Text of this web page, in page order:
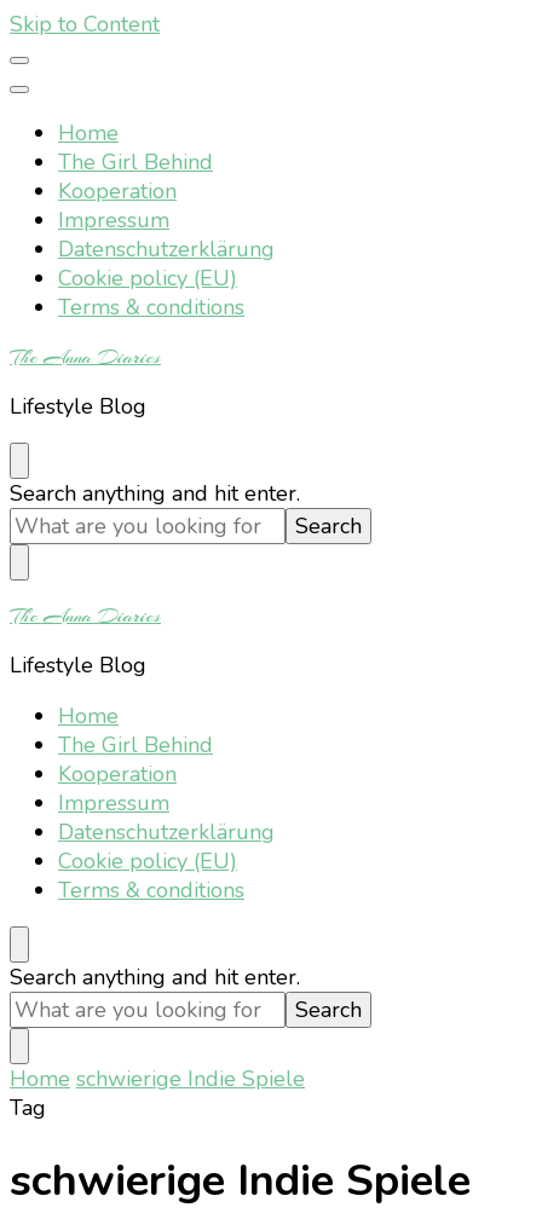
Skip to Content
Home
The Girl Behind
Kooperation
Impressum
Datenschutzerklärung
Cookie policy (EU)
Terms & conditions
The Anna Diaries
Lifestyle Blog
Looking
for
Something?
Search anything and hit enter.
The Anna Diaries
Lifestyle Blog
Home
The Girl Behind
Kooperation
Impressum
Datenschutzerklärung
Cookie policy (EU)
Terms & conditions
Looking
for
Something?
Search anything and hit enter.
Home schwierige Indie Spiele
Tag
schwierige Indie Spiele